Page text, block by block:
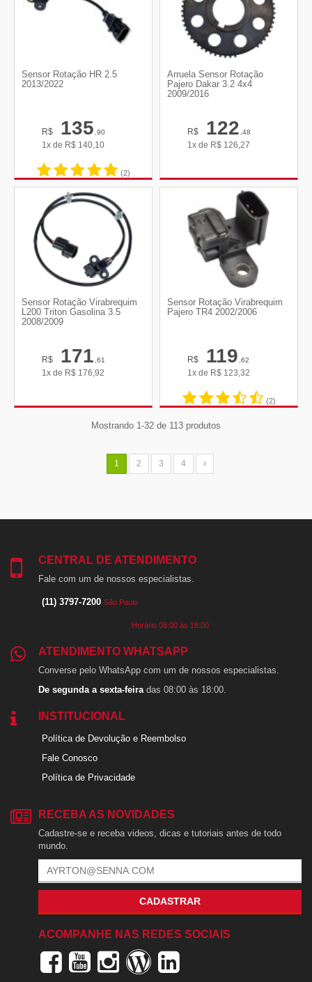
Sensor Rotação HR 2.5
2013/2022
R$ 135,90
1x de R$ 140,10
(2)
Arruela Sensor Rotação
Pajero Dakar 3.2 4x4
2009/2016
R$ 122,48
1x de R$ 126,27
Sensor Rotação Virabrequim
L200 Triton Gasolina 3.5
2008/2009
R$ 171,61
1x de R$ 176,92
Sensor Rotação Virabrequim
Pajero TR4 2002/2006
R$ 119,62
1x de R$ 123,32
(2)
Mostrando 1-32 de 113 produtos
1 2 3 4
CENTRAL DE ATENDIMENTO
Fale com um de nossos especialistas.
(11) 3797-7200 São Paulo
Horário 08:00 às 18:00
ATENDIMENTO WHATSAPP
Converse pelo WhatsApp com um de nossos especialistas.
De segunda a sexta-feiradas 08:00 às 18:00.
INSTITUCIONAL
Política de Devolução e Reembolso
Fale Conosco
Política de Privacidade
RECEBA AS NOVIDADES
Cadastre-se e receba videos, dicas e tutoriais antes de todo
mundo.
CADASTRAR
ACOMPANHE NAS REDES SOCIAIS